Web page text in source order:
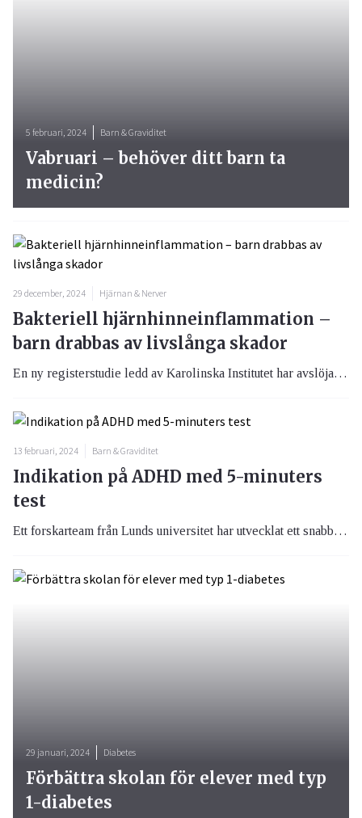
29 december, 2024 Hjärnan & Nerver
Bakteriell hjärnhinneinflammation –
barn drabbas av livslånga skador
En ny registerstudie ledd av Karolinska Institutet har avslöjat att en av tre barn som drabbas av bakteriell hjärnhinneinflammation lever med permanenta neurologiska funktionsnedsättningar på grund av infektionen.
13 februari, 2024 Barn & Graviditet
Indikation på ADHD med 5-minuters
test
Ett forskarteam från Lunds universitet har utvecklat ett snabbt test som ger en indikation på om ett barn har ADHD. Forskarna har kopplat förändringar i lillhjärnan som är associerade med ADHD till ett finger-tapping-test som tar bara fem minuter att utföra.
5 februari, 2024 Barn & Graviditet
Vabruari – behöver ditt barn ta
medicin?
29 januari, 2024 Diabetes
Förbättra skolan för elever med typ
1-diabetes